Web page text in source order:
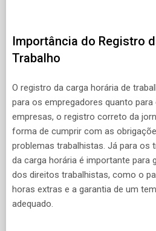
Importância do Registro
Trabalho
O registro da carga horária de
para os empregadores quanto
empresas, o registro correto da
forma de cumprir com as
problemas trabalhistas. Já para os
da carga horária é importante para
dos direitos trabalhistas, como o
horas extras e a garantia de um
adequado.